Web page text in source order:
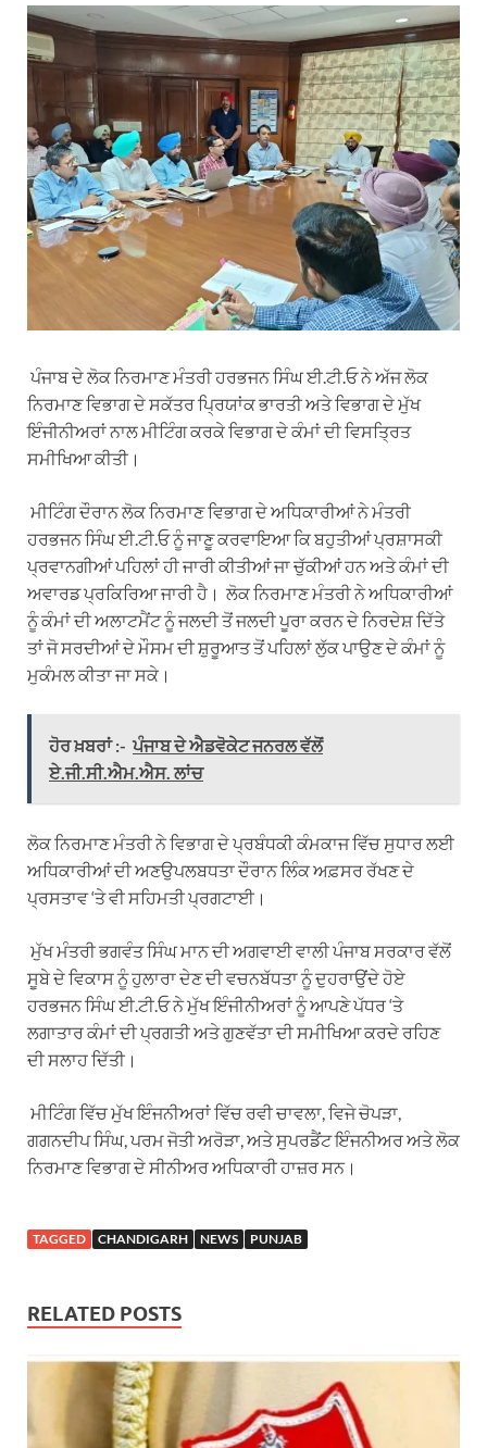
ਪੰਜਾਬ ਦੇ ਲੋਕ ਨਿਰਮਾਣ ਮੰਤਰੀ ਹਰਭਜਨ ਸਿੰਘ ਈ.ਟੀ.ਓ ਨੇ ਅੱਜ ਲੋਕ
ਨਿਰਮਾਣ ਵਿਭਾਗ ਦੇ ਸਕੱਤਰ ਪ੍ਰਿਯਾਂਕ ਭਾਰਤੀ ਅਤੇ ਵਿਭਾਗ ਦੇ ਮੁੱਖ
ਇੰਜੀਨੀਅਰਾਂ ਨਾਲ ਮੀਟਿੰਗ ਕਰਕੇ ਵਿਭਾਗ ਦੇ ਕੰਮਾਂ ਦੀ ਵਿਸਤ੍ਰਿਤ
ਸਮੀਖਿਆ ਕੀਤੀ।
ਮੀਟਿੰਗ ਦੌਰਾਨ ਲੋਕ ਨਿਰਮਾਣ ਵਿਭਾਗ ਦੇ ਅਧਿਕਾਰੀਆਂ ਨੇ ਮੰਤਰੀ
ਹਰਭਜਨ ਸਿੰਘ ਈ.ਟੀ.ਓ ਨੂੰ ਜਾਣੂ ਕਰਵਾਇਆ ਕਿ ਬਹੁਤੀਆਂ ਪ੍ਰਸ਼ਾਸਕੀ
ਪ੍ਰਵਾਨਗੀਆਂ ਪਹਿਲਾਂ ਹੀ ਜਾਰੀ ਕੀਤੀਆਂ ਜਾ ਚੁੱਕੀਆਂ ਹਨ ਅਤੇ ਕੰਮਾਂ ਦੀ
ਅਵਾਰਡ ਪ੍ਰਕਿਰਿਆ ਜਾਰੀ ਹੈ। ਲੋਕ ਨਿਰਮਾਣ ਮੰਤਰੀ ਨੇ ਅਧਿਕਾਰੀਆਂ
ਨੂੰ ਕੰਮਾਂ ਦੀ ਅਲਾਟਮੈਂਟ ਨੂੰ ਜਲਦੀ ਤੋਂ ਜਲਦੀ ਪੂਰਾ ਕਰਨ ਦੇ ਨਿਰਦੇਸ਼ ਦਿੱਤੇ
ਤਾਂ ਜੋ ਸਰਦੀਆਂ ਦੇ ਮੌਸਮ ਦੀ ਸ਼ੁਰੂਆਤ ਤੋਂ ਪਹਿਲਾਂ ਲੁੱਕ ਪਾਉਣ ਦੇ ਕੰਮਾਂ ਨੂੰ
ਮੁਕੰਮਲ ਕੀਤਾ ਜਾ ਸਕੇ।
ਹੋਰ ਖ਼ਬਰਾਂ :- ਪੰਜਾਬ ਦੇ ਐਡਵੋਕੇਟ ਜਨਰਲ ਵੱਲੋਂ
ਏ.ਜੀ.ਸੀ.ਐਮ.ਐਸ. ਲਾਂਚ
ਲੋਕ ਨਿਰਮਾਣ ਮੰਤਰੀ ਨੇ ਵਿਭਾਗ ਦੇ ਪ੍ਰਬੰਧਕੀ ਕੰਮਕਾਜ ਵਿੱਚ ਸੁਧਾਰ ਲਈ
ਅਧਿਕਾਰੀਆਂ ਦੀ ਅਣਉਪਲਬਧਤਾ ਦੌਰਾਨ ਲਿੰਕ ਅਫ਼ਸਰ ਰੱਖਣ ਦੇ
ਪ੍ਰਸਤਾਵ ‘ਤੇ ਵੀ ਸਹਿਮਤੀ ਪ੍ਰਗਟਾਈ।
ਮੁੱਖ ਮੰਤਰੀ ਭਗਵੰਤ ਸਿੰਘ ਮਾਨ ਦੀ ਅਗਵਾਈ ਵਾਲੀ ਪੰਜਾਬ ਸਰਕਾਰ ਵੱਲੋਂ
ਸੂਬੇ ਦੇ ਵਿਕਾਸ ਨੂੰ ਹੁਲਾਰਾ ਦੇਣ ਦੀ ਵਚਨਬੱਧਤਾ ਨੂੰ ਦੁਹਰਾਉਂਦੇ ਹੋਏ
ਹਰਭਜਨ ਸਿੰਘ ਈ.ਟੀ.ਓ ਨੇ ਮੁੱਖ ਇੰਜੀਨੀਅਰਾਂ ਨੂੰ ਆਪਣੇ ਪੱਧਰ ‘ਤੇ
ਲਗਾਤਾਰ ਕੰਮਾਂ ਦੀ ਪ੍ਰਗਤੀ ਅਤੇ ਗੁਣਵੱਤਾ ਦੀ ਸਮੀਖਿਆ ਕਰਦੇ ਰਹਿਣ
ਦੀ ਸਲਾਹ ਦਿੱਤੀ।
ਮੀਟਿੰਗ ਵਿੱਚ ਮੁੱਖ ਇੰਜਨੀਅਰਾਂ ਵਿੱਚ ਰਵੀ ਚਾਵਲਾ, ਵਿਜੇ ਚੋਪੜਾ,
ਗਗਨਦੀਪ ਸਿੰਘ, ਪਰਮ ਜੋਤੀ ਅਰੋੜਾ, ਅਤੇ ਸੁਪਰਡੈਂਟ ਇੰਜਨੀਅਰ ਅਤੇ ਲੋਕ
ਨਿਰਮਾਣ ਵਿਭਾਗ ਦੇ ਸੀਨੀਅਰ ਅਧਿਕਾਰੀ ਹਾਜ਼ਰ ਸਨ।
TAGGED CHANDIGARH NEWS PUNJAB
RELATED POSTS